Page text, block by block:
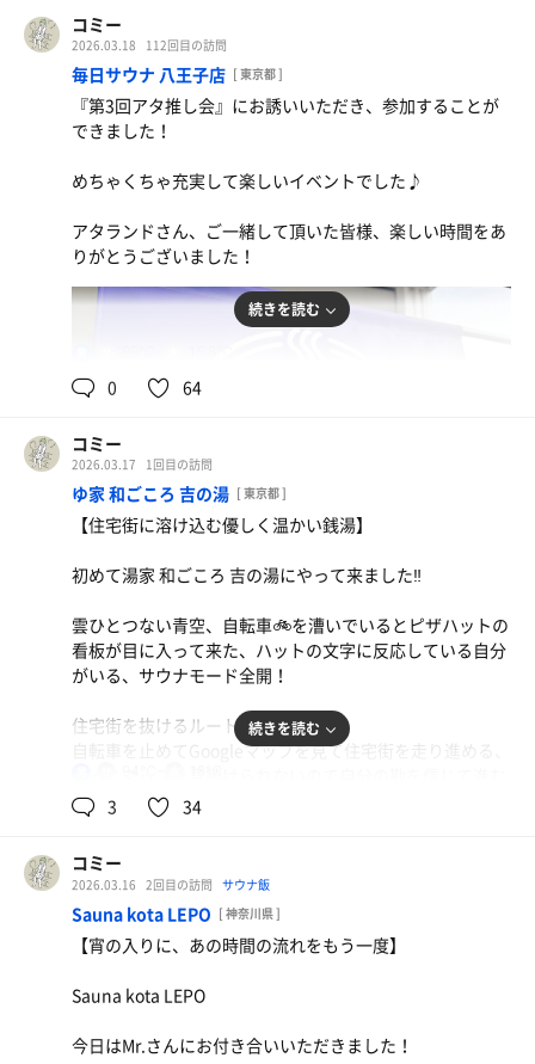
れ、足元に台座もあり足の置き場にも困らない
給水機、飲み物を入れて置く氷の入ったクーラーボックス
もありました
ぐに冷えてしまったので、薬湯に浸かったりし身体を温め
て直したり、黄金湯を満喫♪
ありがとうございました🙇
状が身体に馴染む
柵の外側から波の音がしますが、暗くて何も見えなかっ
た、朝風呂に期待
壺湯で波音を聴きながら少し温まり、ようやく、サウナ室
露天スペースにある手作り感の小屋、少し重めの扉🚪を開
けて入ると正面に奥にハルビアのストーブにストーンが載
ています、左側〈西向き〉に窓もあり，外の海が見られる
ようになっていました
ちょっと予習していたので、早くホテルに到着していれ
ば、マジックアワーの時間も楽しめたのではと
室温は90℃、やや物足りなさを感じましたが、しかし、ス
トーブの両サイドにはセルフロウリュ用の水が入った桶が
2つ置いてあり、それを見るだけで私の心は高揚感に包ま
れます
1セット目は後から入ってきた人に配慮して、セルフロウ
をして熱い蒸気が降りてくるのを楽しんだり、タオルで撹
拌したり
食事を待たせている妻に心の中で謝りながらサ活になりま
した、ありがとうございました♪
🍺でゆっくり愉しみました‼️
天井を見上げると天井に絵があり、どこか、遠くへ旅をし
て来たような感じを抱く
★浴室
天井は高く明るい、壁はタイル張りで赤富士の描かれた円
形のペンキ絵がばんっと目に入ってくる
カランは印象的な円形の鏡🪞、その横にシャワー🚿レバー
がある、手元にあるのはとっても使い易い
★湯船
軟水風呂はこれが軟水なんだと言わんばかりの柔らかい肌
触りで言葉にすることができない感覚に包まれる感動🥹
入口のすぐそばにあるサウナマットを取って扉🚪を開く、
そしてもう一度扉🚪を開ける、二重扉
サ室にジャズが流れて、中央奥にストーンが盛られたスト
面、20分毎のオートロウリュ、蒸気がゆっくりと
★水風呂
チラーでしっかりと冷えていた、水風呂💧は深めで15℃、
バイブラがあるところに座ると身体ずっと冷やされていく
★ととのいスペース
扉🚪を開いて、足元に段差があったので慎重に入室
で薄暗く幻想的な雰囲気と静寂がある、アディロンダック
チェアに背中を預けると、良い香りが漂って来ます、この
た
サ室の熱さ🔥と水風呂💧のバランスがとても良くて、とと
のいスペースの照度、静寂と香りに包まれ、時間を忘れて
ました
今日も新しい巡り合わせに感謝ありがとうございました🙇
を流れ伝う
水風呂💧に浸かり、室内のアディロンダックチェアに座り
リラックス😌
2セット目は下の段を確保しようと10分前に入室
プリンス大塚さんの『澄整』2種類ブレンドアロマで丁寧
る、カッコいい
喉の渇きもあるのか、途中退室したくないので少し頑張る
デッキチェアに横になる、多分のぼせていたのにクールダ
ふわふわ感
連日のサウナと今日のサウナで何回も入り過ぎて疲れても
いたようだ、ちょっと無理をしたかもしれないと反省
受付のベンチに座り、少し休憩しながらmasaさんと談笑
プリンス大塚さんタオルを購入して帰宅
コミー
2026.03.18 112回目の訪問
毎日サウナ 八王子店 [ 東京都 ]
『第3回アタ推し会』にお誘いいただき、参加することが
できました！
めちゃくちゃ充実して楽しいイベントでした♪
アタランドさん、ご一緒して頂いた皆様、楽しい時間をあ
りがとうございました！
続きを読む
0 64
コミー
2026.03.17 1回目の訪問
ゆ家 和ごころ 吉の湯 [ 東京都 ]
【住宅街に溶け込む優しく温かい銭湯】
初めて湯家 和ごころ 吉の湯にやって来ました‼️
雲ひとつない青空、自転車🚲を漕いでいるとピザハットの
看板が目に入って来た、ハットの文字に反応している自分
がいる、サウナモード全開！
住宅街を抜けるルート
自転車を止めてGoogleマップを見て住宅街を走り進める、
と何回か行き止まりに遭遇😭
やっとの思いで到着、やはり人気施設、自転車がいっぱい
停められている
趣のある入口に自動ドア、時の移り変わりによる進化を感
じることができる
番台で渡すと黄色（サウナ）のロッカーキーとサウナタオ
暖簾をくぐる
続きを読む
3 34
コミー
2026.03.16 2回目の訪問 サウナ飯
Sauna kota LEPO [ 神奈川県 ]
【宵の入りに、あの時間の流れをもう一度】
Sauna kota LEPO
今日はMr.さんにお付き合いいただきました！